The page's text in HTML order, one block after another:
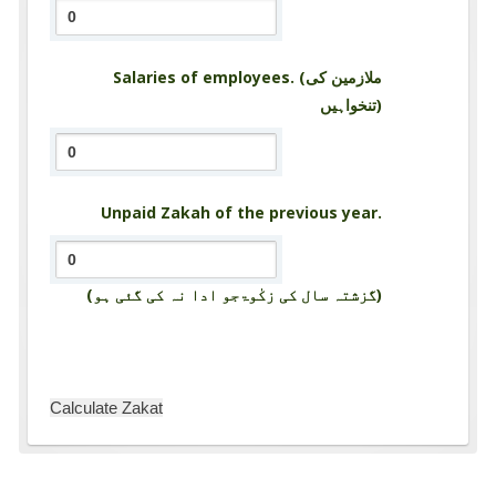
Salaries of employees. (ملازمین کی
تنخواہیں)
Unpaid Zakah of the previous year.
(گزشتہ سال کی زکٰوۃجو ادا نہ کی گئی ہو)
Calculate Zakat